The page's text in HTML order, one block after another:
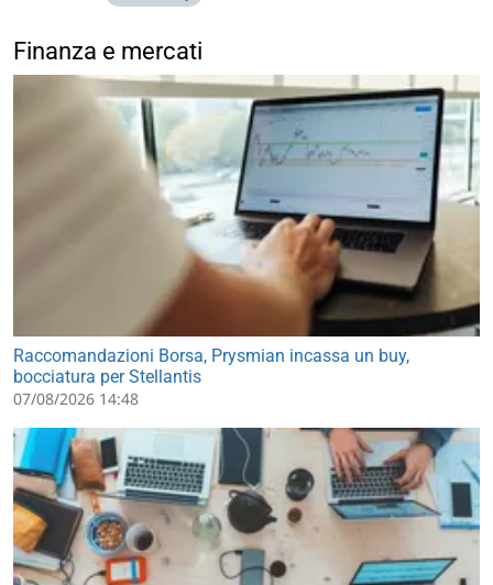
Finanza e mercati
Raccomandazioni Borsa, Prysmian incassa un buy,
bocciatura per Stellantis
07/08/2026 14:48